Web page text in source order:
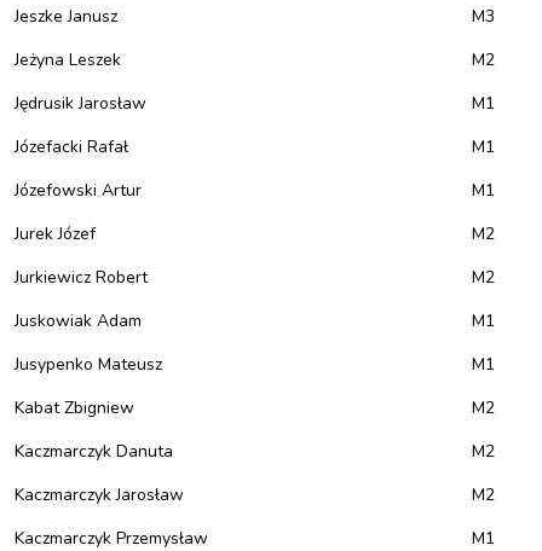
Jeszke Janusz
M3
Jeżyna Leszek
M2
Jędrusik Jarosław
M1
Józefacki Rafał
M1
Józefowski Artur
M1
Jurek Józef
M2
Jurkiewicz Robert
M2
Juskowiak Adam
M1
Jusypenko Mateusz
M1
Kabat Zbigniew
M2
Kaczmarczyk Danuta
M2
Kaczmarczyk Jarosław
M2
Kaczmarczyk Przemysław
M1